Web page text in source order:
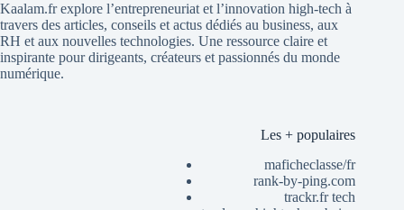
Kaalam.fr explore l’entrepreneuriat et l’innovation high-tech à
travers des articles, conseils et actus dédiés au business, aux
RH et aux nouvelles technologies. Une ressource claire et
inspirante pour dirigeants, créateurs et passionnés du monde
numérique.
Les + populaires
maficheclasse/fr
rank-by-ping.com
trackr.fr tech